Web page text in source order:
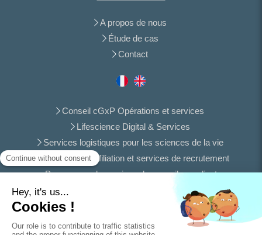
A propos de nous
Étude de cas
Contact
Conseil cGxP Opérations et services
Lifescience Digital & Services
Services logistiques pour les sciences de la vie
Programme d'affiliation et services de recrutement
Programme de services de conseil aux clients
Programme de responsabilité sociale des
entreprises - Nations en développement